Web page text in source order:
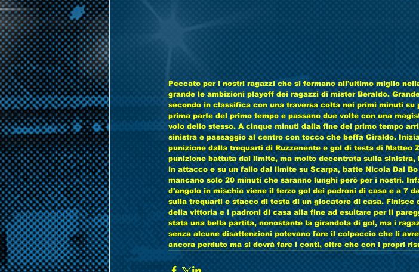
Peccato per i nostri ragazzi che si fermano all'ultimo miglio
grande le ambizioni playoff dei ragazzi di mister Beraldo.
secondo in classifica con una traversa colta nei primi minuti su
prima parte del primo tempo e passano due volte con una
volo dello stesso. A cinque minuti dalla fine del primo tempo
sinistra e passaggio al centro con tocco che beffa Giraldo.
punizione dalla trequarti di Ruzzenente e gol di testa di
punizione battuta dal limite, ma molto decentrata sulla
in attacco e su un fallo dal limite su Scarpa, batte Nicola Dal
mancano solo 20 minuti che saranno lunghi però per i nostri.
d'angolo in mischia viene il terzo gol dei padroni di casa e a 7
sulla trequarti e stacco di testa di un giocatore di casa.
della vittoria e i padroni di casa alla fine ad esultare per il
stata una bella partita, nonostante la girandola di gol, ma i
senza alcune disattenzioni potevano fare il colpaccio che li
ancora perduto ma si dovrà fare i conti, oltre che con i